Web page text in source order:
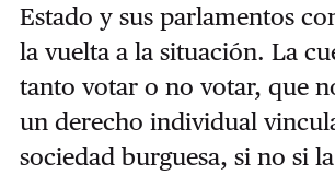
Estado y sus parlamentos
la vuelta a la situación. La
tanto votar o no votar, que
un derecho individual
sociedad burguesa, si no si